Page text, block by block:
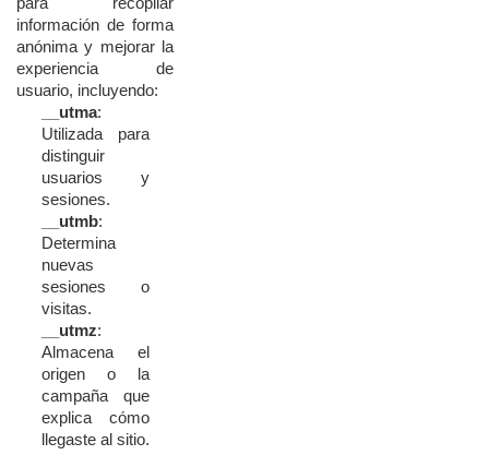
información de forma
anónimay mejorar la
experiencia de
usuario, incluyendo:
__utma:
Utilizada para
distinguir
usuarios y
sesiones.
__utmb:
Determina
nuevas
sesiones o
visitas.
__utmz:
Almacena el
origen o la
campaña que
explica cómo
llegaste al sitio.